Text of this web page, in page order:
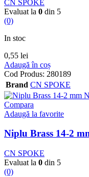
CN SPOKE
Evaluat la 0 din 5
(0)
In stoc
0,55 lei
Adaugă în coș
Cod Produs: 280189
Brand CN SPOKE
Compara
Adaugă la favorite
Niplu Brass 14-2
CN SPOKE
Evaluat la 0 din 5
(0)